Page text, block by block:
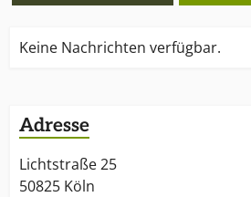
Keine Nachrichten verfügbar.
Adresse
Lichtstraße 25
50825 Köln